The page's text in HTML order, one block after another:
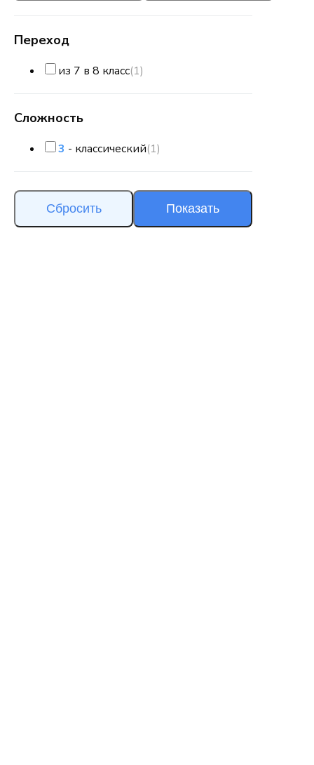
Переход
из 7 в 8 класс(1)
Сложность
3 - классический(1)
Сбросить Показать